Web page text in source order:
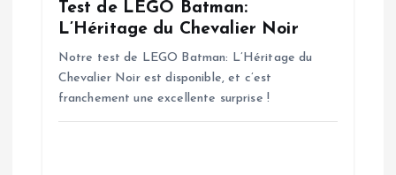
Test de LEGO Batman:
L’Héritage du Chevalier Noir
Notre test de LEGO Batman: L’Héritage du
Chevalier Noir est disponible, et c’est
franchement une excellente surprise !